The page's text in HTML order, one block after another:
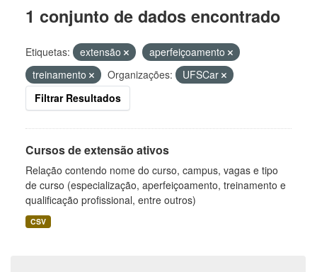
1 conjunto de dados encontrado
Etiquetas: extensão
aperfeiçoamento
treinamento
Organizações:
UFSCar
Filtrar Resultados
Cursos de extensão ativos
Relação contendo nome do curso, campus, vagas e tipo
de curso (especialização, aperfeiçoamento, treinamento e
qualificação profissional, entre outros)
CSV